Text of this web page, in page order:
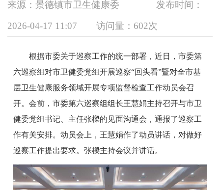
来源：景德镇市卫生健康委 发布时间：
2026-04-17 11:07 访问量： 602次
根据市委关于巡察工作的统一部署，近日，市委第
六巡察组对市卫健委党组开展巡察“回头看”暨对全市基
层卫生健康服务领域开展专项监督检查工作动员会召
开。会前，市委第六巡察组组长王慧娟主持召开与市卫
健委党组书记、主任张樑的见面沟通会，通报了巡察工
作有关安排。动员会上，王慧娟作了动员讲话，对做好
巡察工作提出要求。张樑主持会议并讲话。